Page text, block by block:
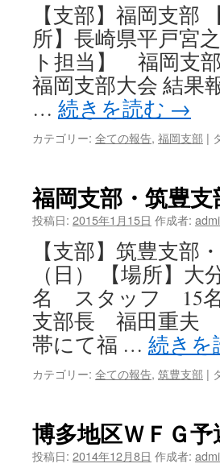
【支部】福岡支部
所】長崎県平戸宮
ト担当】 福岡支
福岡支部大会 結果
… 続きを読む →
カテゴリー: 全ての報告, 福岡支部 |
福岡支部・筑豊
投稿日: 2015年1月15日 作成者:
【支部】筑豊支部
（日） 【場所】
名 スタッフ 15
支部長 福田重夫
帯にて福 … 続きを
カテゴリー: 全ての報告, 筑豊支部 |
博多地区ＷＦＧ
投稿日: 2014年12月8日 作成者: